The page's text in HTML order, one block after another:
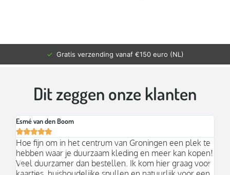
✓ Gratis verzending vanaf €150 euro (NL)
Dit zeggen onze klanten
Esmé van den Boom

Hoe fijn om in het centrum van Groningen een plek te
hebben waar je duurzaam kleding en meer kan kopen!
Veel duurzamer dan bestellen. Ik kom hier graag voor